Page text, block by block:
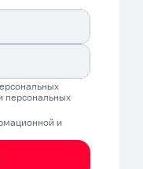
персональных
и